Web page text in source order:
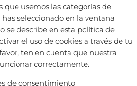
que usemos las categorías de
seleccionado en la ventana
se describe en esta política de
el uso de cookies a través de tu
ten en cuenta que nuestra
correctamente.
de consentimiento